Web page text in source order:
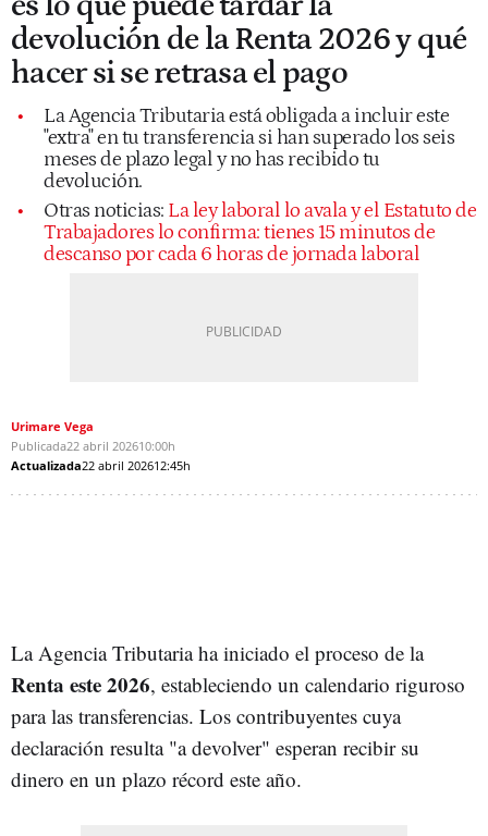
devolución de la Renta 2026 y qué
hacer si se retrasa el pago
La Agencia Tributaria está obligada a incluir este
"extra" en tu transferencia si han superado los seis
meses de plazo legal y no has recibido tu
devolución.
Otras noticias: La ley laboral lo avala y el Estatuto de
Trabajadores lo confirma: tienes 15 minutos de
descanso por cada 6 horas de jornada laboral
Urimare Vega
Publicada22 abril 202610:00h
Actualizada22 abril 202612:45h
La Agencia Tributaria ha iniciado el proceso de la
Renta este 2026, estableciendo un calendario riguroso
para las transferencias. Los contribuyentes cuya
declaración resulta "a devolver" esperan recibir su
dinero en un plazo récord este año.